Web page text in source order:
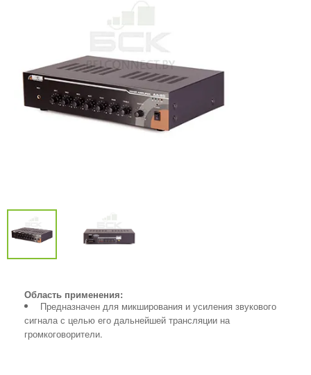
Область применения:
Предназначен для микширования и усиления звукового
сигнала с целью его дальнейшей трансляции на
громкоговорители.